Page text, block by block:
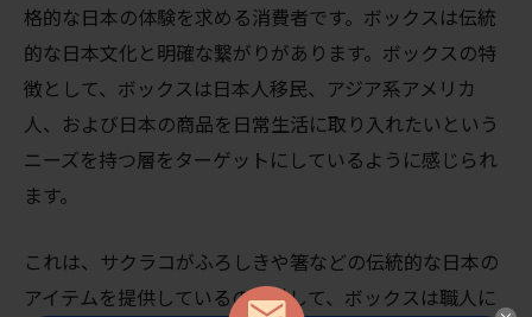
格的な日本の体験を求める消費者です。ボックスは伝統
的な日本文化と明確な繋がりがあります。ボックスの特
徴として、ボックスは日本人移民、アジア系アメリカ
人、および日本の商品を日常生活に取り入れたいという
ニーズを持つ層をターゲットにしているように感じられ
ます。
これは、サクラコがふろしきや箸などの伝統的な日本の
アイテムを提供しているのに対して、ボックスは職人に